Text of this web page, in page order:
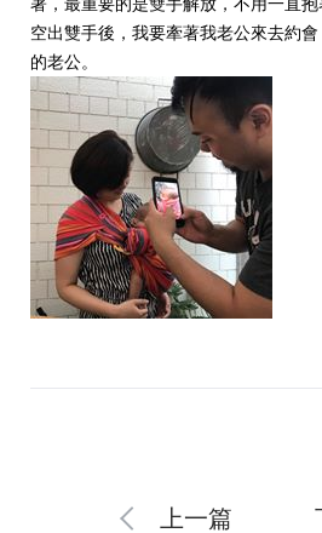
空出雙手後，我要牽著我老公來去約
的老公。
上一篇